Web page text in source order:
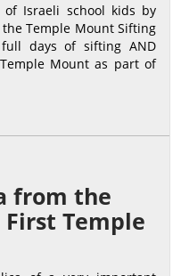
Israeli school kids by
Temple Mount Sifting
days of sifting AND
Mount as part of
from the
Temple